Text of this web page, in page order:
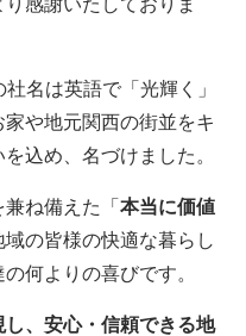
名は英語で「光輝く」
や地元関西の街並をキ
込め、名づけました。
兼ね備えた「本当に価値
域の皆様の快適な暮らし
何よりの喜びです。
、安心・信頼できる地